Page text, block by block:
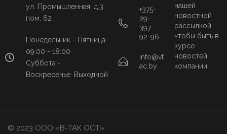
ул. Промышленная, д.3
пом. 62
Понедельник - Пятница:
09:00 - 18:00
Суббота -
Воскресенье: Выходной
+375-
29-
397-
92-96
info@vt
ac.by
нашей
новостной
рассылкой,
чтобы быть в
курсе
новостей
компании.
© 2023 ООО «В-ТАК ОСТ»